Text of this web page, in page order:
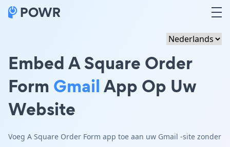
Embed A Square Order
Form GmailApp Op Uw
Website
Voeg A Square Order Form app toe aan uw Gmail -site zonder